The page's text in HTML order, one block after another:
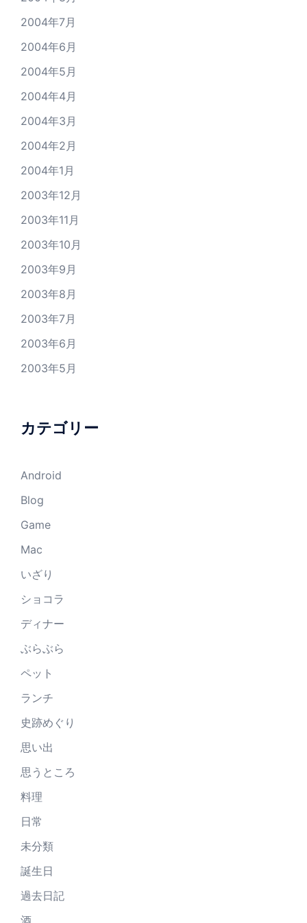
2004年7月
2004年6月
2004年5月
2004年4月
2004年3月
2004年2月
2004年1月
2003年12月
2003年11月
2003年10月
2003年9月
2003年8月
2003年7月
2003年6月
2003年5月
カテゴリー
Android
Blog
Game
Mac
いざり
ショコラ
ディナー
ぶらぶら
ペット
ランチ
史跡めぐり
思い出
思うところ
料理
日常
未分類
誕生日
過去日記
酒